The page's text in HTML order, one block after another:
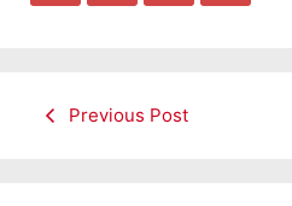
Previous Post